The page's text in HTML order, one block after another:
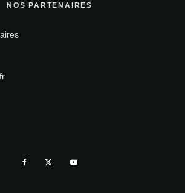
NOS PARTENAIRES